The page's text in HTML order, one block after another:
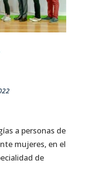
a personas de
mujeres, en el
de